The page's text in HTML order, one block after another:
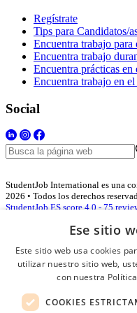
Regístrate
Tips para Candidatos/
Encuentra trabajo para
Encuentra trabajo
Encuentra prácticas en
Encuentra trabajo en
Social
StudentJob International es una
2026 • Todos los derechos
StudentJob ES score 4.0 - 75
Acceso empresas
Ese sitio
Este sitio web usa cookies
utilizar nuestro sitio web,
con nuestra
COOKIES